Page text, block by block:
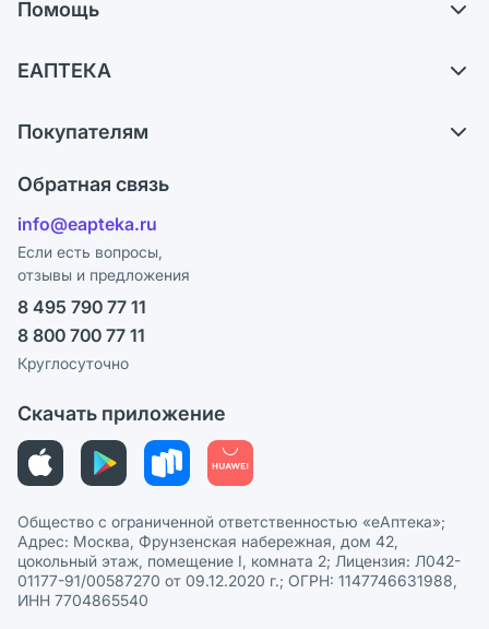
Помощь
Обмен и возврат
Блог
ЕАПТЕКА
Карьера
Поставщики
Лицензия
Реклама на сайте
Ваши товары на ЕАПТЕКЕ
СМИ о нас
Покупателям
Программа СберСпасибо
Политика конфиденциальности
Пользовательское соглашение
Политика рекомендаций
Политика в отношении обработки персональных данных
Обратная связь
info@eapteka.ru
Если есть вопросы,
отзывы и предложения
8 495 790 77 11
8 800 700 77 11
Круглосуточно
Скачать приложение
Общество с ограниченной ответственностью «еАптека»;
Адрес: Москва, Фрунзенская набережная, дом 42,
цокольный этаж, помещение I, комната 2; Лицензия: Л042-
01177-91/00587270 от 09.12.2020 г.; ОГРН: 1147746631988,
ИНН 7704865540